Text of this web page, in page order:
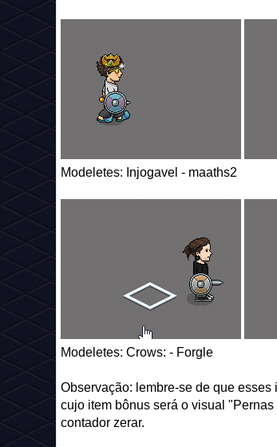
Modeletes: Injogavel - maaths2
Modeletes: Crows: - Forgle
Observação: lembre-se de que
cujo item bônus será o visual
contador zerar.